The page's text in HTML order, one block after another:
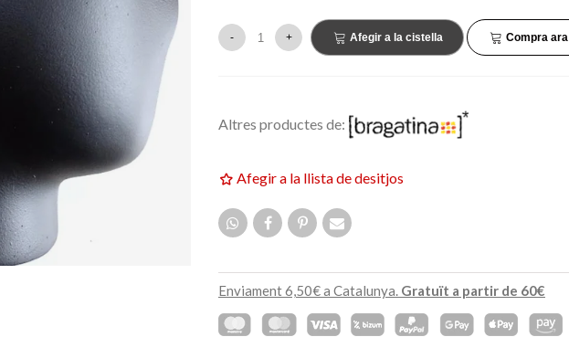
- + Afegir a la cistella Compra ara
Altres productes de:
Afegir a la llista de desitjos
Enviament 6,50€ a Catalunya. Gratuït a partir de 60€